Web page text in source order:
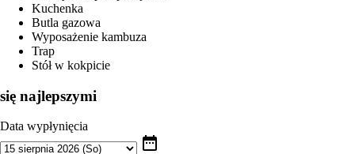
Kuchenka
Butla gazowa
Wyposażenie kambuza
Trap
Stół w kokpicie
się najlepszymi
Data wypłynięcia
date_range